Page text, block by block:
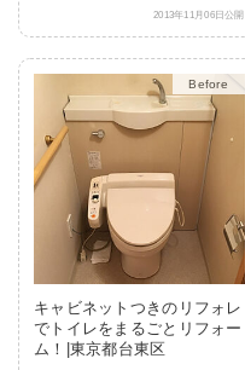
2013年11月06日公開
After
キャビネットつきのリフォレ
でトイレをまるごとリフォー
ム！|東京都台東区